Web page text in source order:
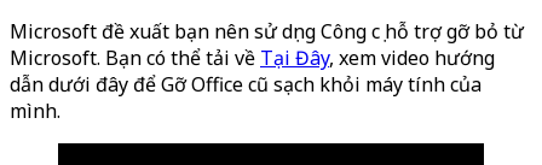
Microsoft đề xuất bạn nên sử dụng Công cụ hỗ trợ gỡ bỏ từ
Microsoft. Bạn có thể tải về Tại Đây, xem video hướng
dẫn dưới đây để Gỡ Office cũ sạch khỏi máy tính của
mình.